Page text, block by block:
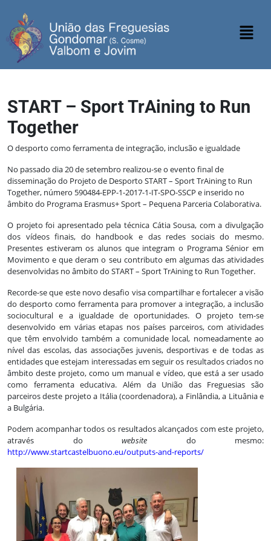
START – Sport TrAining to Run
Together
O desporto como ferramenta de integração, inclusão e igualdade
No passado dia 20 de setembro realizou-se o evento final de
disseminação do Projeto de Desporto START – Sport TrAining to Run
Together, número 590484-EPP-1-2017-1-IT-SPO-SSCP e inserido no
âmbito do Programa Erasmus+ Sport – Pequena Parceria Colaborativa.
O projeto foi apresentado pela técnica Cátia Sousa, com a divulgação
dos vídeos finais, do handbook e das redes sociais do mesmo.
Presentes estiveram os alunos que integram o Programa Sénior em
Movimento e que deram o seu contributo em algumas das atividades
desenvolvidas no âmbito do START – Sport TrAining to Run Together.
Recorde-se que este novo desafio visa compartilhar e fortalecer a visão
do desporto como ferramenta para promover a integração, a inclusão
sociocultural e a igualdade de oportunidades. O projeto tem-se
desenvolvido em várias etapas nos países parceiros, com atividades
que têm envolvido também a comunidade local, nomeadamente ao
nível das escolas, das associações juvenis, desportivas e de todas as
entidades que estejam interessadas em seguir os resultados criados no
âmbito deste projeto, como um manual e vídeo, que está a ser usado
como ferramenta educativa. Além da União das Freguesias são
parceiros deste projeto a Itália (coordenadora), a Finlândia, a Lituânia e
a Bulgária.
Podem acompanhar todos os resultados alcançados com este projeto,
através do website do mesmo:
http://www.startcastelbuono.eu/outputs-and-reports/